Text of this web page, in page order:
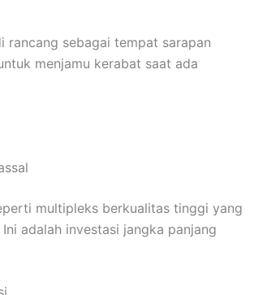
rancang sebagai tempat sarapan
menjamu kerabat saat ada
multipleks berkualitas tinggi yang
adalah investasi jangka panjang